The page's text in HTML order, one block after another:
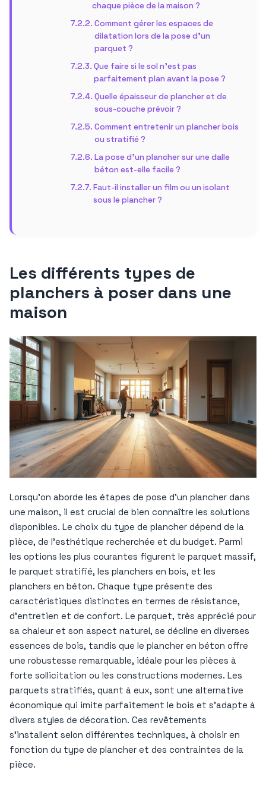
chaque pièce de la maison ?
Comment gérer les espaces de
dilatation lors de la pose d’un
parquet ?
Que faire si le sol n’est pas
parfaitement plan avant la pose ?
Quelle épaisseur de plancher et de
sous-couche prévoir ?
Comment entretenir un plancher bois
ou stratifié ?
La pose d’un plancher sur une dalle
béton est-elle facile ?
Faut-il installer un film ou un isolant
sous le plancher ?
Les différents types de
planchers à poser dans une
maison
Lorsqu’on aborde les étapes de pose d’un plancher dans
une maison, il est crucial de bien connaître les solutions
disponibles. Le choix du type de plancher dépend de la
pièce, de l’esthétique recherchée et du budget. Parmi
les options les plus courantes figurent le parquet massif,
le parquet stratifié, les planchers en bois, et les
planchers en béton. Chaque type présente des
caractéristiques distinctes en termes de résistance,
d’entretien et de confort. Le parquet, très apprécié pour
sa chaleur et son aspect naturel, se décline en diverses
essences de bois, tandis que le plancher en béton offre
une robustesse remarquable, idéale pour les pièces à
forte sollicitation ou les constructions modernes. Les
parquets stratifiés, quant à eux, sont une alternative
économique qui imite parfaitement le bois et s’adapte à
divers styles de décoration. Ces revêtements
s’installent selon différentes techniques, à choisir en
fonction du type de plancher et des contraintes de la
pièce.